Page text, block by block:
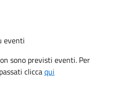
eventi
sono previsti eventi. Per
cliccaqui